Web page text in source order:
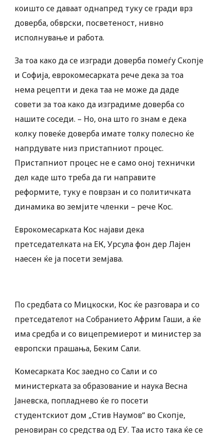
коишто се даваат однапред туку се гради врз
доверба, обврски, посветеност, нивно
исполнување и работа.
За тоа како да се изгради доверба помеѓу Скопје
и Софија, еврокомесарката рече дека за тоа
нема рецепти и дека таа не може да даде
совети за тоа како да изградиме доверба со
нашите соседи. – Но, она што го знам е дека
колку повеќе доверба имате толку полесно ќе
напрдувате низ пристапниот процес.
Пристапниот процес не е само оној технички
дел каде што треба да ги направите
реформите, туку е поврзан и со политичката
динамика во земјите членки – рече Кос.
Еврокомесарката Кос најави дека
претседателката на ЕК, Урсула фон дер Лајен
наесен ќе ја посети земјава.
По средбата со Мицкоски, Кос ќе разговара и со
претседателот на Собранието Африм Гаши, а ќе
има средба и со вицепремиерот и министер за
европски прашања, Беким Сали.
Комесарката Кос заедно со Сали и со
министерката за образование и наука Весна
Јаневска, попладнево ќе го посети
студентскиот дом „Стив Наумов“ во Скопје,
реновиран со средства од ЕУ. Таа исто така ќе се